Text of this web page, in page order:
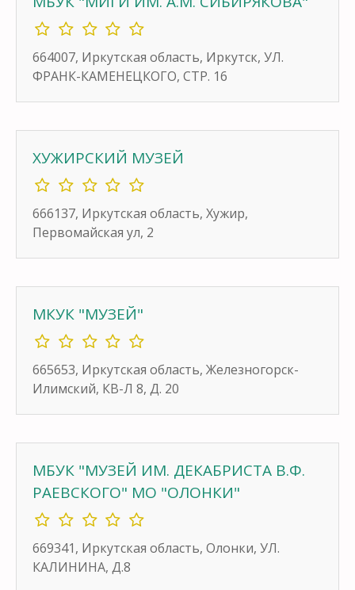
664007, Иркутская область, Иркутск, УЛ.
ФРАНК-КАМЕНЕЦКОГО, СТР. 16
ХУЖИРСКИЙ МУЗЕЙ
666137, Иркутская область, Хужир,
Первомайская ул, 2
МКУК "МУЗЕЙ"
665653, Иркутская область, Железногорск-
Илимский, КВ-Л 8, Д. 20
МБУК "МУЗЕЙ ИМ. ДЕКАБРИСТА В.Ф.
РАЕВСКОГО" МО "ОЛОНКИ"
669341, Иркутская область, Олонки, УЛ.
КАЛИНИНА, Д.8